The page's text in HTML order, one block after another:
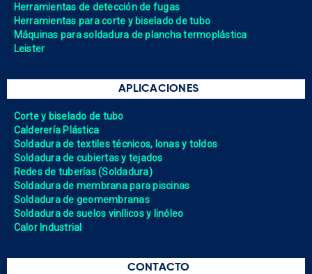
Herramientas de detección de fugas
Herramientas para corte y biselado de tubo
Máquinas para soldadura de plancha termoplástica
Leister
APLICACIONES
Corte y biselado de tubo
Calderería Plástica
Soldadura de textiles técnicos, lonas y toldos
Soldadura de cubiertas y tejados
Redes de tuberías (Soldadura)
Soldadura de membrana para piscinas
Soldadura de geomembranas
Soldadura de suelos vinílicos y linóleo
Calor Industrial
CONTACTO